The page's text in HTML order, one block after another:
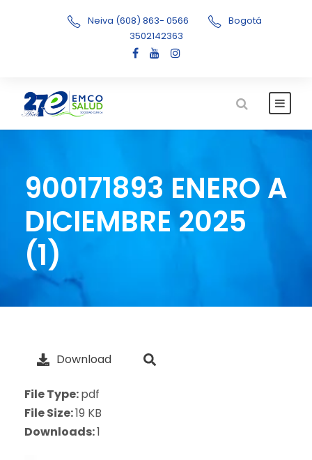
Neiva (608) 863- 0566
Bogotá
3502142363
900171893 ENERO A
DICIEMBRE 2025
(1)
Download
File Type:pdf
File Size:19 KB
Downloads:1